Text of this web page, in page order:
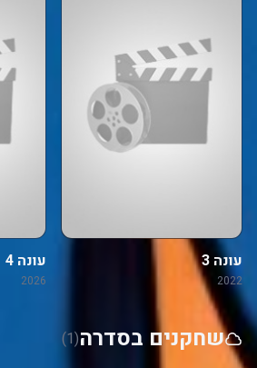
עונה 3
2022
עונה 4
2026
שחקנים בסדרה(1)